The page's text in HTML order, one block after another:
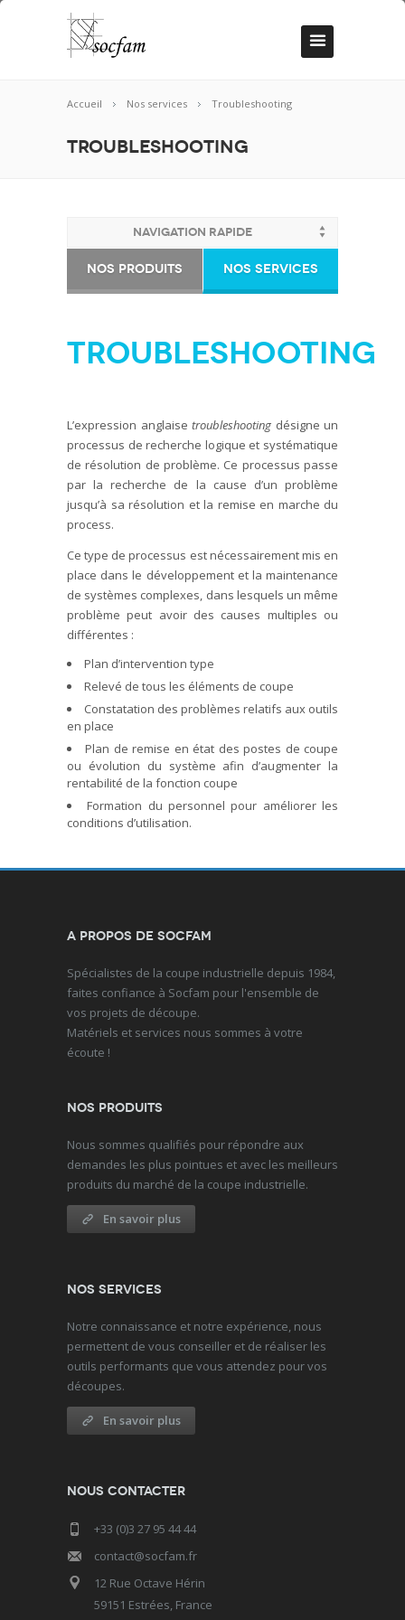
Accueil Nos services Troubleshooting
Troubleshooting
Navigation rapide
Nos Produits Nos Services
Troubleshooting
L’expression anglaise troubleshooting désigne un
processus de recherche logique et systématique
de résolution de problème. Ce processus passe
par la recherche de la cause d’un problème
jusqu’à sa résolution et la remise en marche du
process.
Ce type de processus est nécessairement mis en
place dans le développement et la maintenance
de systèmes complexes, dans lesquels un même
problème peut avoir des causes multiples ou
différentes :
Plan d’intervention type
Relevé de tous les éléments de coupe
Constatation des problèmes relatifs aux outils
en place
Plan de remise en état des postes de coupe
ou évolution du système afin d’augmenter la
rentabilité de la fonction coupe
Formation du personnel pour améliorer les
conditions d’utilisation.
A propos de Socfam
Spécialistes de la coupe industrielle depuis 1984,
faites confiance à Socfam pour l'ensemble de
vos projets de découpe.
Matériels et services nous sommes à votre
écoute !
Nos produits
Nous sommes qualifiés pour répondre aux
demandes les plus pointues et avec les meilleurs
produits du marché de la coupe industrielle.
En savoir plus
Nos services
Notre connaissance et notre expérience, nous
permettent de vous conseiller et de réaliser les
outils performants que vous attendez pour vos
découpes.
En savoir plus
Nous contacter
+33 (0)3 27 95 44 44
contact@socfam.fr
12 Rue Octave Hérin
59151 Estrées, France